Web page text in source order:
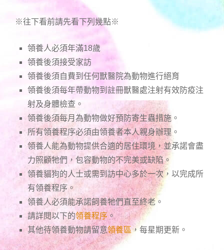
※往下看前請先看下列幾點※
領養人必須年滿18歲
領養後須接受家訪
領養後須自費到任何獸醫院為動物進行絕育
領養後須每年帶動物到註冊獸醫處注射有效防疫注
射及身體檢查。
領養後須每月為動物做好預防寄生蟲措施。
所有領養程序必須由領養者本人親身辦理。
領養人能為動物提供合適的居住環境，並承諾會盡
力照顧牠們，包容動物的不完美或缺陷。
領養貓狗的人士或需到訪中心多於一次，以完成所
有領養程序。
領養人必須能承諾飼養牠們直至終老。
請詳閱以下的領養程序 。
其他待領養動物請留意領養區 ，每星期更新。